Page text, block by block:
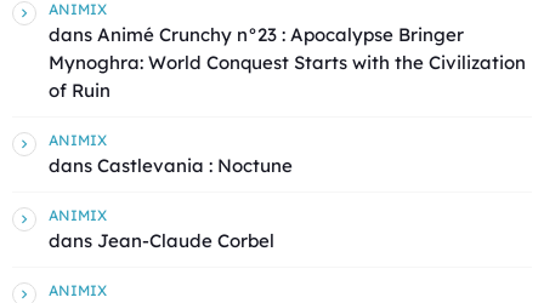
ANIMIX
dans Animé Crunchy n°23 : Apocalypse Bringer
Mynoghra: World Conquest Starts with the Civilization
of Ruin
ANIMIX
dans Castlevania : Noctune
ANIMIX
dans Jean-Claude Corbel
ANIMIX